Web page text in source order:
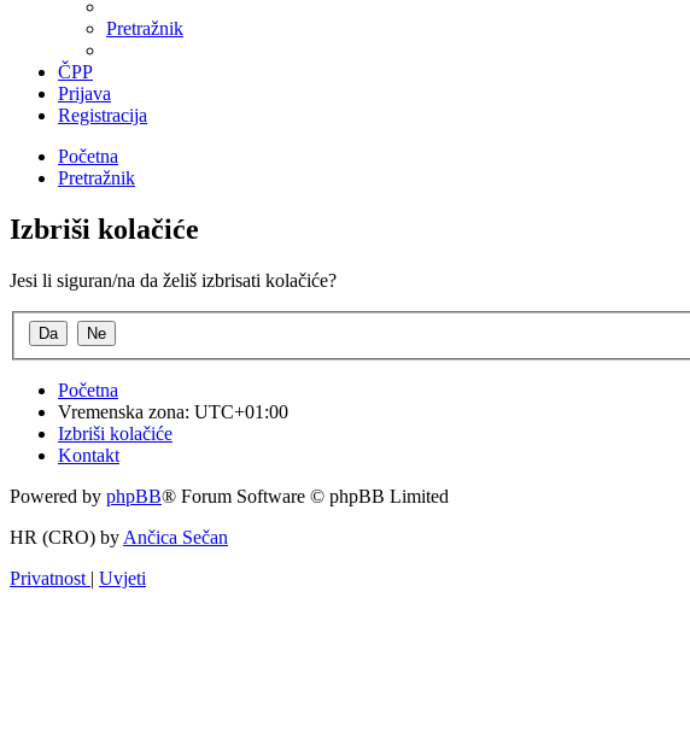
Pretražnik
ČPP
Prijava
Registracija
Početna
Pretražnik
Izbriši kolačiće
Jesi li siguran/na da želiš izbrisati kolačiće?
Početna
Vremenska zona: UTC+01:00
Izbriši kolačiće
Kontakt
Powered by phpBB® Forum Software © phpBB Limited
HR (CRO) by Ančica Sečan
Privatnost | Uvjeti